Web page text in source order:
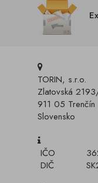
TORIN, s.r.o.
Zlatovská
911 05 Trenčín
Slovensko
IČO
DIČ